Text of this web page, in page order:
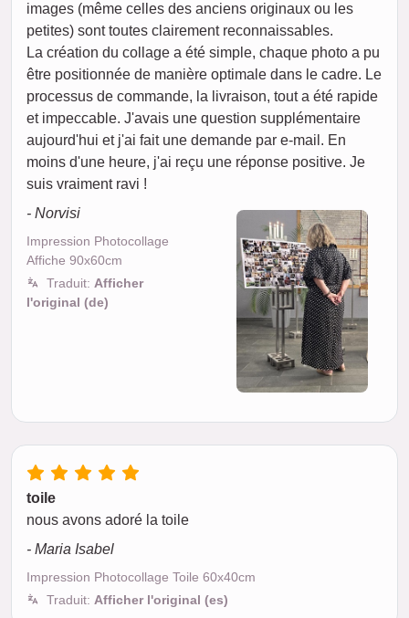
images (même celles des anciens originaux ou les
petites) sont toutes clairement reconnaissables.
La création du collage a été simple, chaque photo a pu
être positionnée de manière optimale dans le cadre. Le
processus de commande, la livraison, tout a été rapide
et impeccable. J'avais une question supplémentaire
aujourd'hui et j'ai fait une demande par e-mail. En
moins d'une heure, j'ai reçu une réponse positive. Je
suis vraiment ravi !
- Norvisi
Impression Photocollage
Affiche 90x60cm
Traduit: Afficher
l'original (de)
toile
nous avons adoré la toile
- Maria Isabel
Impression Photocollage Toile 60x40cm
Traduit: Afficher l'original (es)